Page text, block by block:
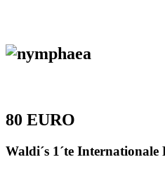
80 EURO
Waldi´s 1´te Internationale